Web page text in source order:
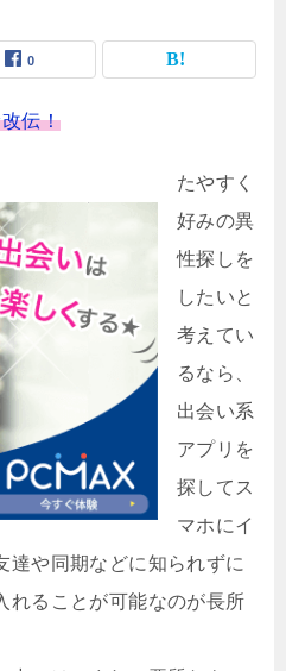
0
伝！
たやすく
好みの異
性探しを
したいと
考えてい
るなら、
出会い系
アプリを
探してス
マホにイ
達や同期などに知られずに
れることが可能なのが長所